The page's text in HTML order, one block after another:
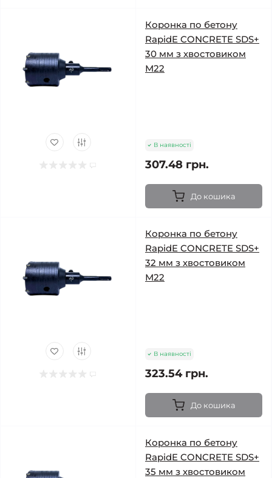
Коронка по бетону
RapidE CONCRETE SDS+
30 мм з хвостовиком
М22
В наявності
307.48 грн.
До кошика
Коронка по бетону
RapidE CONCRETE SDS+
32 мм з хвостовиком
М22
В наявності
323.54 грн.
До кошика
Коронка по бетону
RapidE CONCRETE SDS+
35 мм з хвостовиком